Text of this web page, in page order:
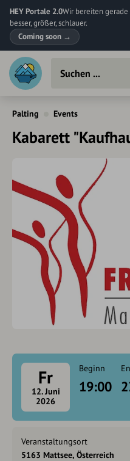
HEY Portale 2.0Wir bereiten
besser, größer, schlauer.
Coming soon →
Palting Events
Kabarett
Fr
12. Juni
2026
Beginn
19:00
Veranstaltungsort
5163 Mattsee, Österreich